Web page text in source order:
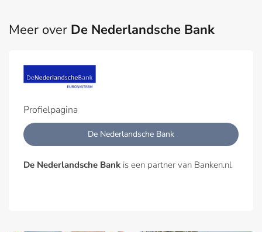
Meer over De Nederlandsche Bank
Profielpagina
De Nederlandsche Bank
De Nederlandsche Bank is een partner van Banken.nl